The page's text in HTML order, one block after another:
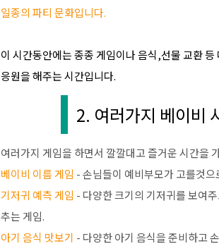
일종의 파티 문화입니다.
이 시간동안에는 종종 게임이나 음식,선물 교환
응원을 해주는 시간입니다.
2. 여러가지 베이비
여러가지 게임을 하면서 깔깔대고 즐거운 시간을
베이비 이름 게임 - 손님들이 예비부모가 고를것
기저귀 예측 게임 - 다양한 크기의 기저귀를 보여
추는 게임.
아기 음식 맛보기 - 다양한 아기 음식을 준비하고